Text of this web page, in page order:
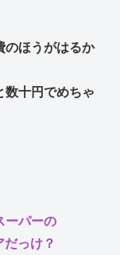
のほうがはるか
数十円でめちゃ
ーパーの
っけ？